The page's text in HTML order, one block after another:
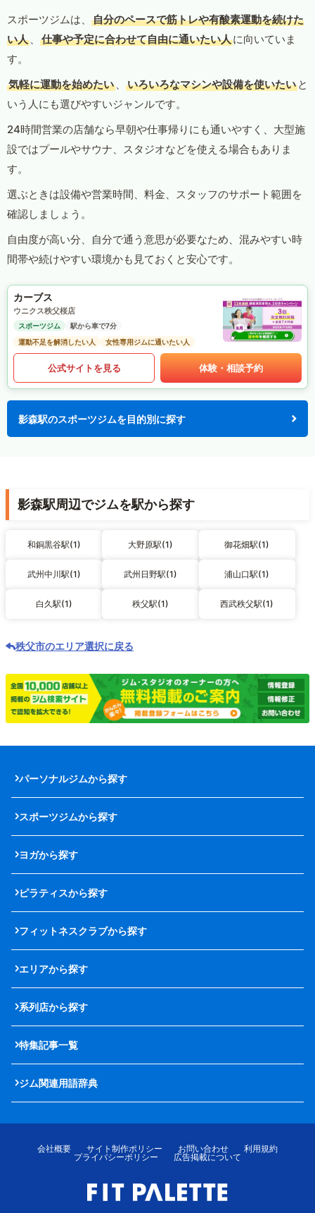
スポーツジムは、
自分のペースで筋トレや有酸素運動を続けた
い人 、 仕事や予定に合わせて自由に通いたい人に向いていま
す。
気軽に運動を始めたい 、 いろいろなマシンや設備を使いたい と
いう人にも選びやすいジャンルです。
24時間営業の店舗なら早朝や仕事帰りにも通いやすく、大型施
設ではプールやサウナ、スタジオなどを使える場合もありま
す。
選ぶときは設備や営業時間、料金、スタッフのサポート範囲を
確認しましょう。
自由度が高い分、自分で通う意思が必要なため、混みやすい時
間帯や続けやすい環境かも見ておくと安心です。
カーブス
ウニクス秩父桜店
スポーツジム
駅から車で7分
運動不足を解消したい人
女性専用ジムに通いたい人
公式サイトを見る 体験・相談予約
影森駅のスポーツジムを目的別に探す
影森駅周辺でジムを駅から探す
和銅黒谷駅(1) 大野原駅(1) 御花畑駅(1)
武州中川駅(1) 武州日野駅(1) 浦山口駅(1)
白久駅(1) 秩父駅(1) 西武秩父駅(1)
秩父市のエリア選択に戻る
パーソナルジムから探す
スポーツジムから探す
ヨガから探す
ピラティスから探す
フィットネスクラブから探す
エリアから探す
系列店から探す
特集記事一覧
ジム関連用語辞典
会社概要 サイト制作ポリシー お問い合わせ
利用規約
プライバシーポリシー
広告掲載について